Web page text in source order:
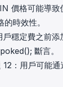
價格可能導致
時效性。
戶穩定費之前添
斷言。
：用戶可能